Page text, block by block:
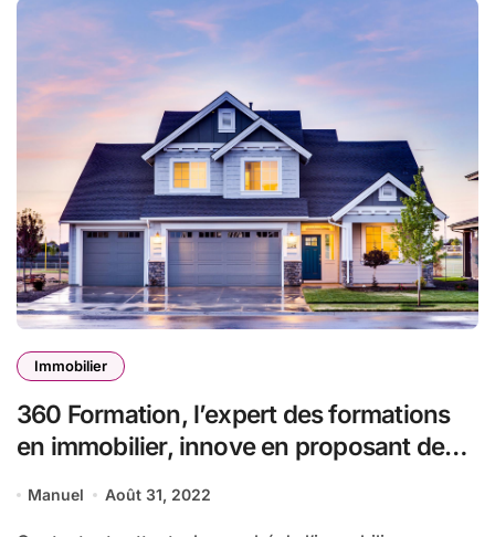
Immobilier
360 Formation, l’expert des formations
en immobilier, innove en proposant des
présente sa collaboration avec le réseau
Manuel Août 31, 2022